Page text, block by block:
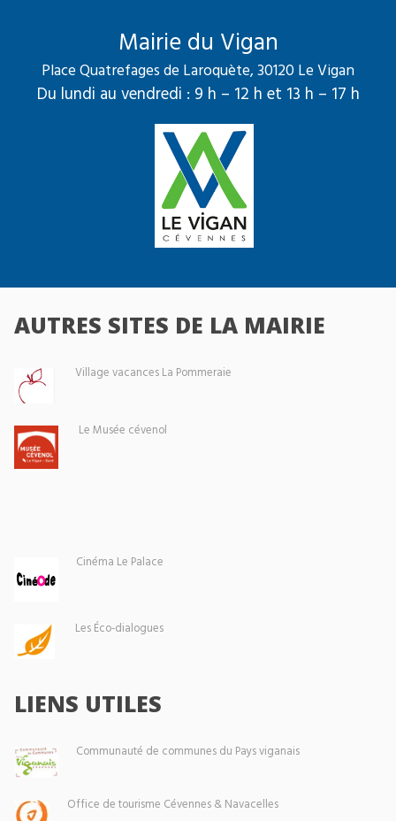
Mairie du Vigan
Place Quatrefages de Laroquète, 30120 Le Vigan
Du lundi au vendredi : 9 h – 12 h et 13 h – 17 h
AUTRES SITES DE LA MAIRIE
Village vacances La Pommeraie
Le Musée cévenol
Cinéma Le Palace
Les Éco-dialogues
LIENS UTILES
Communauté de communes du Pays viganais
Office de tourisme Cévennes & Navacelles